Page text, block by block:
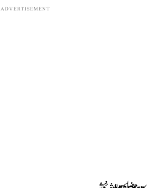
ADVERTISEMENT